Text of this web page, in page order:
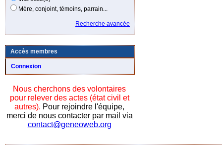
Mère, conjoint, témoins, parrain...
Recherche avancée
Accès membres
Connexion
Nous cherchons des volontaires
pour relever des actes (état civil et
autres). Pour rejoindre l'équipe,
merci de nous contacter par mail via
contact@geneoweb.org